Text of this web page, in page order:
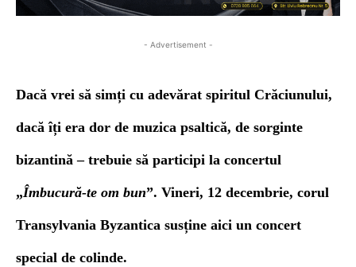
- Advertisement -
Dacă vrei să simți cu adevărat spiritul Crăciunului,
dacă îți era dor de muzica psaltică, de sorginte
bizantină – trebuie să participi la concertul
„Îmbucură-te om bun”. Vineri, 12 decembrie, corul
Transylvania Byzantica susține aici un concert
special de colinde.